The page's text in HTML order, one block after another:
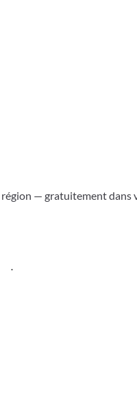
région — gratuitement
.